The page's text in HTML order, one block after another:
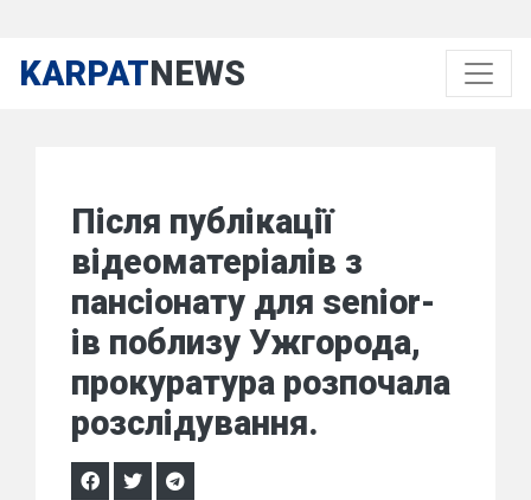
KARPATNEWS
Після публікації
відеоматеріалів з
пансіонату для senior-
ів поблизу Ужгорода,
прокуратура розпочала
розслідування.